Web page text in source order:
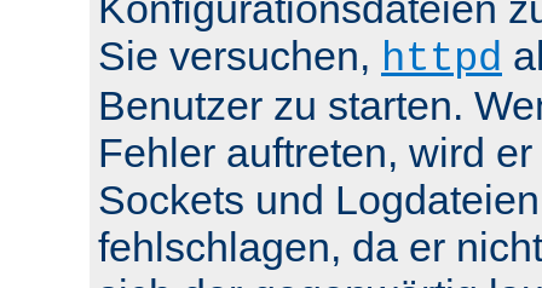
Sie versuchen, httpd
Benutzer zu starten.
Fehler auftreten, wird
Sockets und
fehlschlagen, da er